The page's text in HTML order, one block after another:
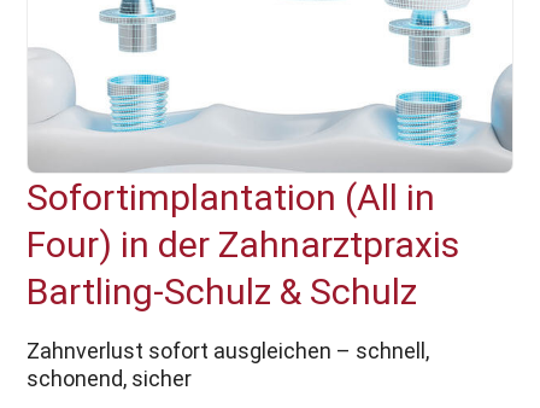
Sofortimplantation (All in
Four) in der Zahnarztpraxis
Bartling-Schulz & Schulz
Zahnverlust sofort ausgleichen – schnell,
schonend, sicher